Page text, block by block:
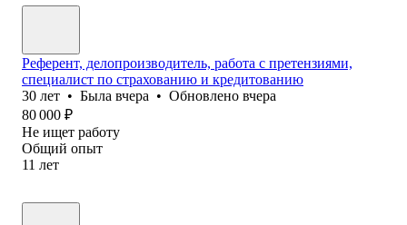
Референт, делопроизводитель, работа с претензиями,
специалист по страхованию и кредитованию
30 лет • Была вчера • Обновлено вчера
80 000 ₽
Не ищет работу
Общий опыт
11 лет